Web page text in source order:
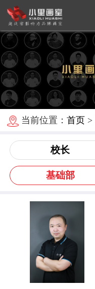
当前位置：首页 >
校长
基础部